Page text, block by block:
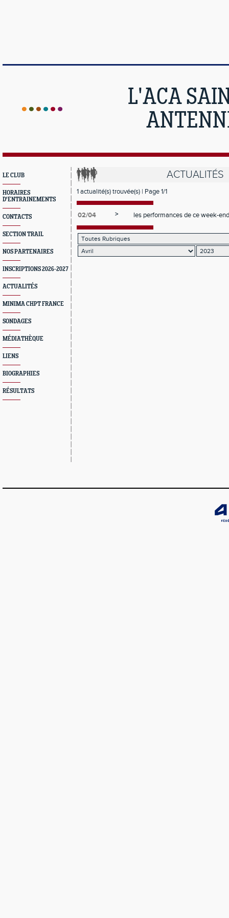
L'ACA
LE CLUB
HORAIRES
D'ENTRAINEMENTS
CONTACTS
SECTION TRAIL
NOS PARTENAIRES
INSCRIPTIONS 2026-2027
ACTUALITÉS
MINIMA CHPT FRANCE
SONDAGES
MÉDIATHÈQUE
LIENS
BIOGRAPHIES
RÉSULTATS
ACTUALITÉS
1 actualité(s) trouvée(s) | Page 1/1
02/04 > les performances de ce week-end